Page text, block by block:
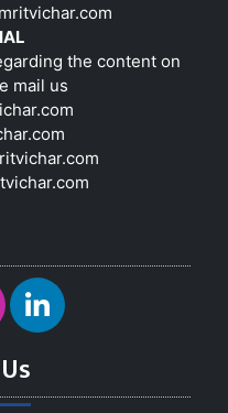
the content on
mail us